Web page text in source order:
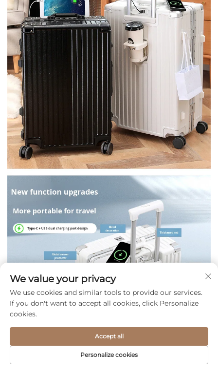
We value your privacy
We use cookies and similar tools to provide our services.
If you don't want to accept all cookies, click Personalize
cookies.
Personalize cookies
Accept all